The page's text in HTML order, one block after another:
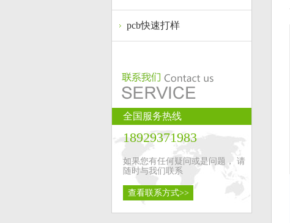
pcb快速打样
全国服务热线
18929371983
如果您有任何疑问或是问题， 请
随时与我们联系
查看联系方式>>